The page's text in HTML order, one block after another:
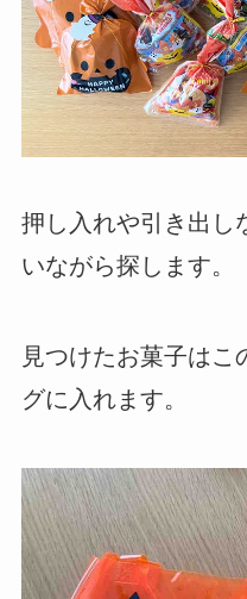
押し入れや引き出し
いながら探します。
見つけたお菓子はこ
グに入れます。